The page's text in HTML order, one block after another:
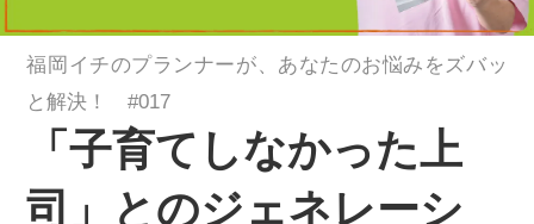
福岡イチのプランナーが、あなたのお悩みをズバッ
と解決！ #017
「子育てしなかった上
司」とのジェネレーシ